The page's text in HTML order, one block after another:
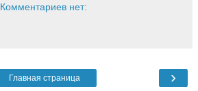
Комментариев нет:
›
Главная страница